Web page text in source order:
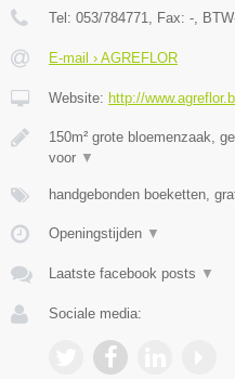
Tel: 053/784771, Fax: -,
E-mail › AGREFLOR
Website: http://
150m² grote bloemenzaak,
voor ▼
handgebonden boeketten,
Openingstijden ▼
Laatste facebook posts ▼
Sociale media: